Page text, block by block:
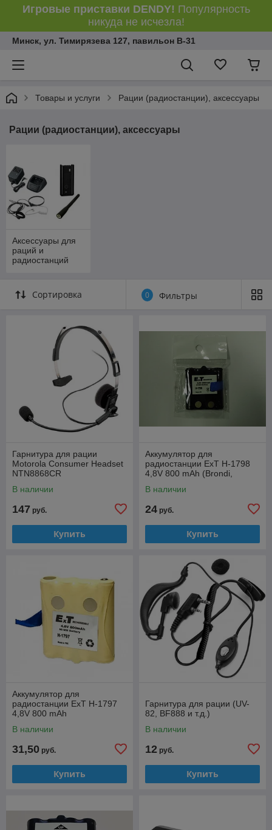
Игровые приставки DENDY! Популярность
никуда не исчезла!
Минск, ул. Тимирязева 127, павильон В-31
Товары и услуги Рации (радиостанции), аксессуары
Рации (радиостанции), аксессуары
Аксессуары для
раций и
радиостанций
Сортировка 0 Фильтры
Гарнитура для рации
Motorola Consumer Headset
NTN8868CR
В наличии
147 руб.
Купить
Аккумулятор для
радиостанции ExT H-1798
4,8V 800 mAh (Brondi,
В наличии
24 руб.
Купить
Аккумулятор для
радиостанции ExT H-1797
4,8V 800 mAh
В наличии
31,50 руб.
Купить
Гарнитура для рации (UV-
82, BF888 и т.д.)
В наличии
12 руб.
Купить